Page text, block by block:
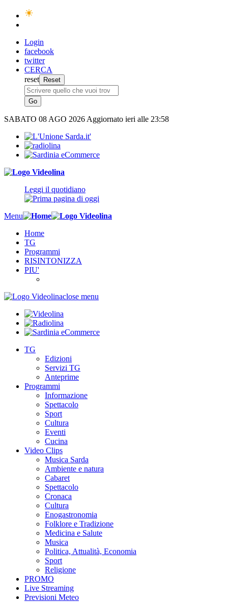
Login
facebook
twitter
CERCA
reset
SABATO 08 AGO 2026 Aggiornato ieri alle 23:58
Leggi il quotidiano
Menu
Home
TG
Programmi
RISINTONIZZA
PIU'
close menu
TG
Edizioni
Servizi TG
Anteprime
Programmi
Informazione
Spettacolo
Sport
Cultura
Eventi
Cucina
Video Clips
Musica Sarda
Ambiente e natura
Cabaret
Spettacolo
Cronaca
Cultura
Enogastronomia
Folklore e Tradizione
Medicina e Salute
Musica
Politica, Attualità, Economia
Sport
Religione
PROMO
Live Streaming
Previsioni Meteo